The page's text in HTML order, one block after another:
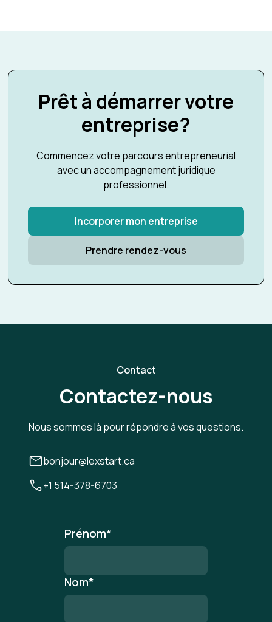
Prêt à démarrer votre
entreprise?
Commencez votre parcours entrepreneurial
avec un accompagnement juridique
professionnel.
Incorporer mon entreprise
Prendre rendez-vous
Contact
Contactez-nous
Nous sommes là pour répondre à vos questions.
bonjour@lexstart.ca
+1 514-378-6703
Prénom*
Nom*